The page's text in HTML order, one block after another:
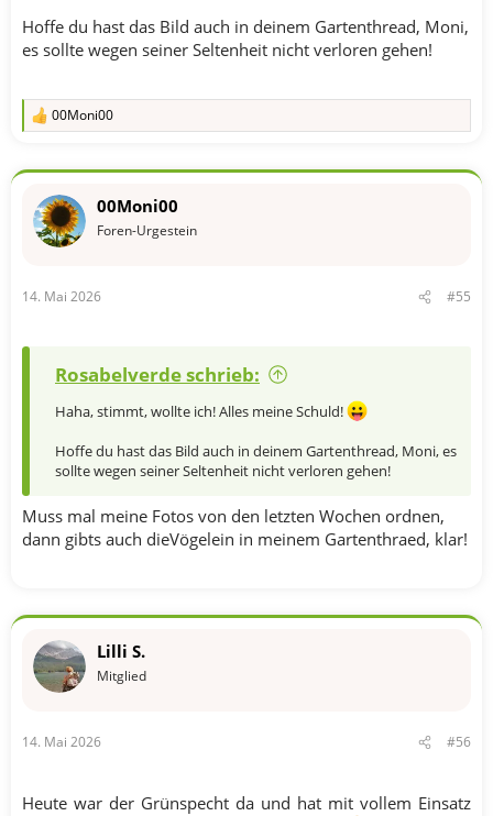
Hoffe du hast das Bild auch in deinem Gartenthread, Moni,
es sollte wegen seiner Seltenheit nicht verloren gehen!
R
k
o
:
00Moni00
00Moni00
Foren-Urgestein
14. Mai 2026 #55
Rosabelverde schrieb:
Haha, stimmt, wollte ich! Alles meine Schuld!
Hoffe du hast das Bild auch in deinem Gartenthread, Moni, es
sollte wegen seiner Seltenheit nicht verloren gehen!
Muss mal meine Fotos von den letzten Wochen ordnen,
dann gibts auch dieVögelein in meinem Gartenthraed, klar!
Lilli S.
Mitglied
14. Mai 2026 #56
Heute war der Grünspecht da und hat mit vollem Einsatz